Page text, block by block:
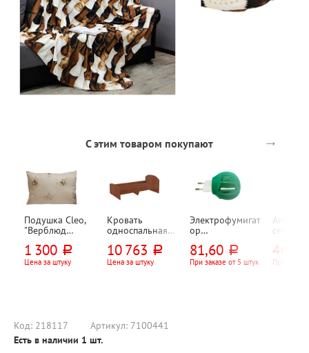
С этим товаром покупают →
Подушка Cleo,
"Верблюд
70см*50см,
верблюжий
1 300 руб.
Цена за штуку
Кровать
односпальная
700мм, ноче
экко
10 763 руб.
Цена за штуку
Электрофумигат
ор
поворотная
вилка
81,60 руб.
При заказе от 5 штук
сетка на
468
При
Код: 218117 Артикул: 7100441
Есть в наличии 1 шт.